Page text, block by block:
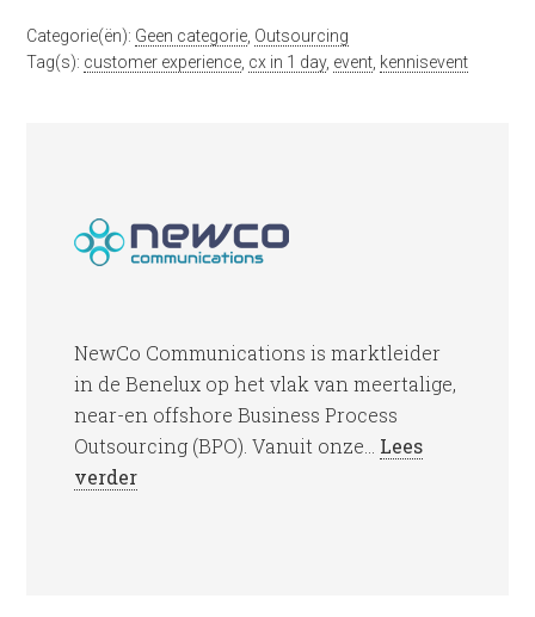
Categorie(ën): Geen categorie Outsourcing
Tag(s): customer experience cx in 1 day, event kennisevent
NewCo Communications is marktleider
in de Benelux op het vlak van meertalige,
near-en offshore Business Process
Outsourcing (BPO). Vanuit onze... Lees
verder